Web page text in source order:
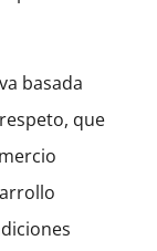
basada
que